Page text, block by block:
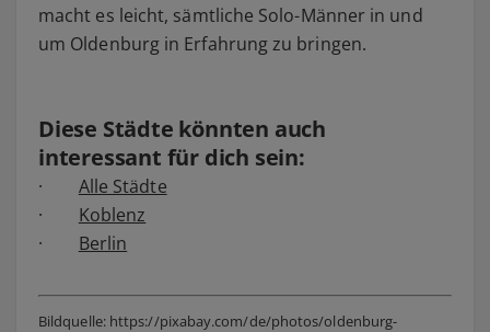
macht es leicht, sämtliche Solo-Männer in und
um Oldenburg in Erfahrung zu bringen.
Diese Städte könnten auch
interessant für dich sein:
· Alle Städte
· Koblenz
· Berlin
Bildquelle: https://pixabay.com/de/photos/oldenburg-